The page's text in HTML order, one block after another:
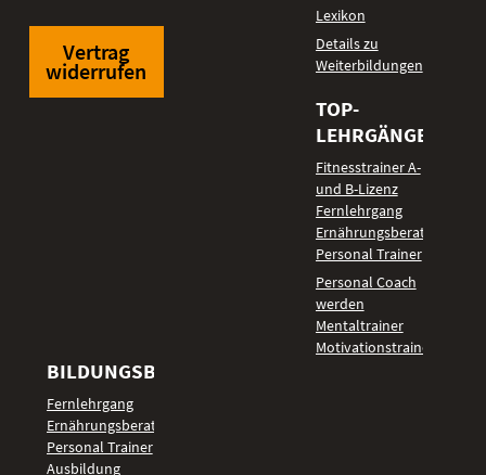
Vertrag
widerrufen
Lexikon
Details zu
Weiterbildungen
TOP-
LEHRGÄNGE
Fitnesstrainer A-
und B-Lizenz
Fernlehrgang
Ernährungsberater
Personal Trainer
Personal Coach
werden
Mentaltrainer
Motivationstrainer
BILDUNGSBEREICHE
Fernlehrgang
Ernährungsberater
Personal Trainer
Ausbildung